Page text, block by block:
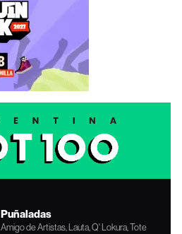
Puñaladas
Amigo de Artistas, Lauta, Q' Lokura, Tote